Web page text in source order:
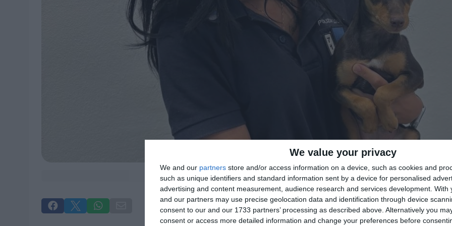
We value your privacy
We and our partners store and/or access information on a device, such as cookies and
such as unique identifiers and standard information sent by a device for personalised
advertising and content measurement, audience research and services development. With
and our partners may use precise geolocation data and identification through device
consent to our and our 1733 partners’ processing as described above. Alternatively you
consent or access more detailed information and change your preferences before
diRedazione|
  